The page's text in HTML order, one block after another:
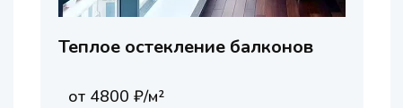
Теплое остекление балконов
от 4800 ₽/м²